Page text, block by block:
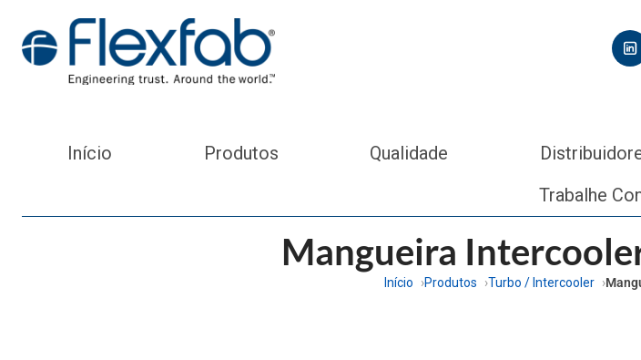
Início Produtos Qualidade
Trabalhe
Mangueira
Início Produtos Turbo / Intercooler